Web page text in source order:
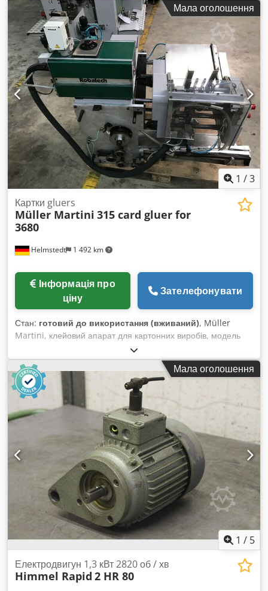
Мала оголошення
1 /3
Helmstedt 1 492 km
Картки gluers
Müller Martini 315 card gluer for
3680
ціну
Зателефонувати
Стан: готовий до використання (вживаний), Müller
Martini, клейовий апарат для картонних виробів, модель
315, для машини 3680. Dksdedykhhepfx Aagor
Мала оголошення
1 / 5
Електродвигун 1,3 кВт 2820 об / хв
Himmel Rapid 2 HR 80